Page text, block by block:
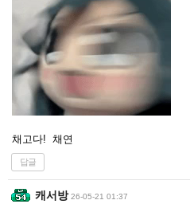
채고다! 채연
답글
캐서방 26-05-21 01:37